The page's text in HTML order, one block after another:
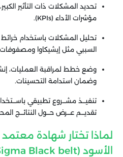
تحديد المشكلات ذات التأثير
مؤشرات الأداء (KPIs).
تحليل المشكلات باستخدام خرائط
السببي مثل إيشيكاوا ومصفوفات
وضع خطط لمراقبة العمليات،
وضمان استدامة التحسينات.
تقديـــم عـــرض حـــول النتائـــج
لماذا تختار شهادة
الأسود (Six Sigma Black belt)؟